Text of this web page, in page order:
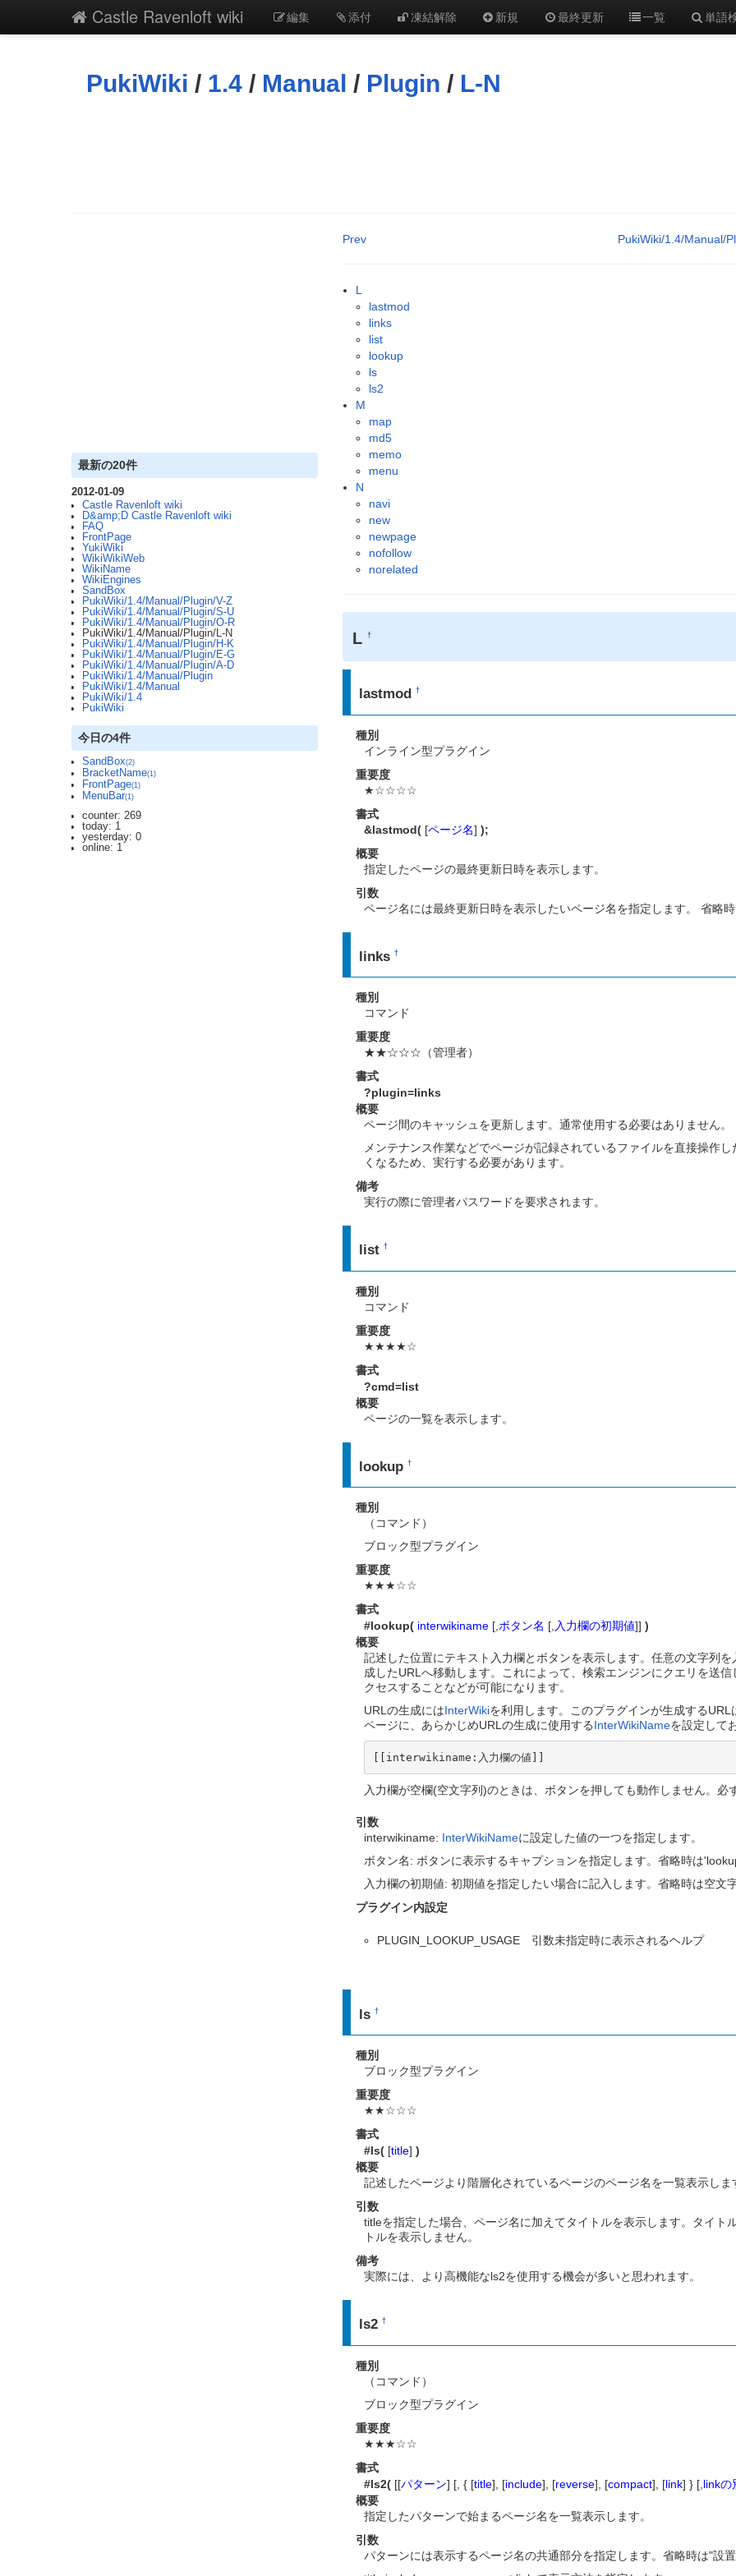
Castle Ravenloft wiki 編集 添付 凍結解除 新規 最終更新 一覧 単語
PukiWiki / 1.4 / Manual / Plugin / L-N
最新の20件
2012-01-09
Castle Ravenloft wiki
D&amp;D Castle Ravenloft wiki
FAQ
FrontPage
YukiWiki
WikiWikiWeb
WikiName
WikiEngines
SandBox
PukiWiki/1.4/Manual/Plugin/V-Z
PukiWiki/1.4/Manual/Plugin/S-U
PukiWiki/1.4/Manual/Plugin/O-R
PukiWiki/1.4/Manual/Plugin/L-N
PukiWiki/1.4/Manual/Plugin/H-K
PukiWiki/1.4/Manual/Plugin/E-G
PukiWiki/1.4/Manual/Plugin/A-D
PukiWiki/1.4/Manual/Plugin
PukiWiki/1.4/Manual
PukiWiki/1.4
PukiWiki
今日の4件
SandBox(2)
BracketName(1)
FrontPage(1)
MenuBar(1)
counter: 269
today: 1
yesterday: 0
online: 1
Prev PukiWiki/1.4/Manual/
L
lastmod
links
list
lookup
ls
ls2
M
map
md5
memo
menu
N
navi
new
newpage
nofollow
norelated
L†
lastmod†
種別
インライン型プラグイン
重要度
★☆☆☆☆
書式
&lastmod( [ページ名] );
概要
指定したページの最終更新日時を表示します。
引数
ページ名には最終更新日時を表示したいページ名を指定します。 省略
links†
種別
コマンド
重要度
★★☆☆☆（管理者）
書式
?plugin=links
概要
ページ間のキャッシュを更新します。通常使用する必要はありません。
メンテナンス作業などでページが記録されているファイルを直接操作
くなるため、実行する必要があります。
備考
実行の際に管理者パスワードを要求されます。
list†
種別
コマンド
重要度
★★★★☆
書式
?cmd=list
概要
ページの一覧を表示します。
lookup†
種別
（コマンド）
ブロック型プラグイン
重要度
★★★☆☆
書式
#lookup( interwikiname [,ボタン名 [,入力欄の初期値]] )
概要
記述した位置にテキスト入力欄とボタンを表示します。任意の文字列
成したURLへ移動します。これによって、検索エンジンにクエリを送
クセスすることなどが可能になります。
URLの生成にはInterWikiを利用します。このプラグインが生成するURL
ページに、あらかじめURLの生成に使用するInterWikiNameを設定して
[[interwikiname:入力欄の値]]
入力欄が空欄(空文字列)のときは、ボタンを押しても動作しません。必
引数
interwikiname: InterWikiNameに設定した値の一つを指定します。
ボタン名: ボタンに表示するキャプションを指定します。省略時は
入力欄の初期値: 初期値を指定したい場合に記入します。省略時は空文
プラグイン内設定
PLUGIN_LOOKUP_USAGE 引数未指定時に表示されるヘルプ
ls†
種別
ブロック型プラグイン
重要度
★★☆☆☆
書式
#ls( [title] )
概要
記述したページより階層化されているページのページ名を一覧表示しま
引数
titleを指定した場合、ページ名に加えてタイトルを表示します。タイト
トルを表示しません。
備考
実際には、より高機能なls2を使用する機会が多いと思われます。
ls2†
種別
（コマンド）
ブロック型プラグイン
重要度
★★★☆☆
書式
#ls2( [[パターン] [, { [title], [include], [reverse], [compact], [link] } [, linkの
概要
指定したパターンで始まるページ名を一覧表示します。
引数
パターンには表示するページ名の共通部分を指定します。省略時は"設